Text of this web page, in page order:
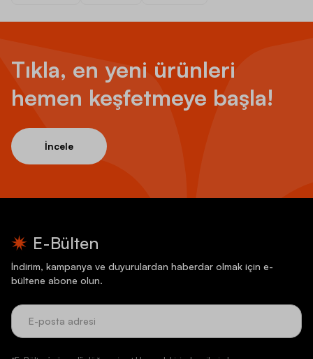
Tıkla, en yeni ürünleri
hemen keşfetmeye başla!
İncele
E-Bülten
İndirim, kampanya ve duyurulardan haberdar olmak için e-
bültene abone olun.